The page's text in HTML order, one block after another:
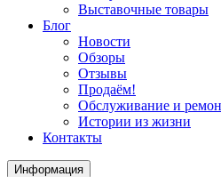
Выставочные товары
Блог
Новости
Обзоры
Отзывы
Продаём!
Обслуживание и
Истории из жизни
Контакты
Информация